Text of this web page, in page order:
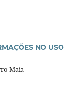
NO USO
Maia